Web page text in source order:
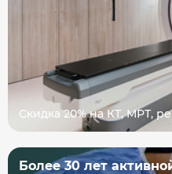
Скидка 20% на КТ, МРТ,
Более 30 лет